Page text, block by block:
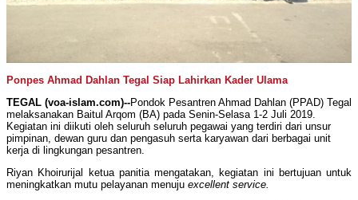
Ponpes Ahmad Dahlan Tegal Siap Lahirkan Kader Ulama
TEGAL (voa-islam.com)--Pondok Pesantren Ahmad Dahlan (PPAD) Tegal
melaksanakan Baitul Arqom (BA) pada Senin-Selasa 1-2 Juli 2019.
Kegiatan ini diikuti oleh seluruh seluruh pegawai yang terdiri dari unsur
pimpinan, dewan guru dan pengasuh serta karyawan dari berbagai unit
kerja di lingkungan pesantren.
Riyan Khoirurijal ketua panitia mengatakan, kegiatan ini bertujuan untuk
meningkatkan mutu pelayanan menuju excellent service.